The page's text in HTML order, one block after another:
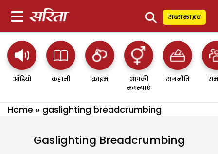
⚲ सब्सक्राइब
ऑडियो कहानी क्राइम
आपकी
समस्याएं
राजनीति
Home » gaslighting breadcrumbing
Gaslighting Breadcrumbing